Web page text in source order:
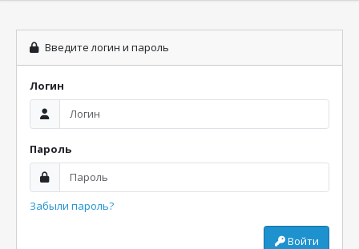
Введите логин и пароль
Логин
Пароль
Забыли пароль?
Войти